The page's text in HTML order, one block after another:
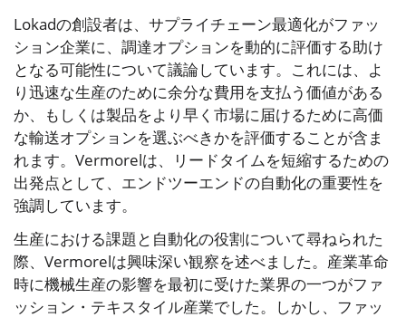
Lokadの創設者は、サプライチェーン最適化がファッ
ション企業に、調達オプションを動的に評価する助け
となる可能性について議論しています。これには、よ
り迅速な生産のために余分な費用を支払う価値がある
か、もしくは製品をより早く市場に届けるために高価
な輸送オプションを選ぶべきかを評価することが含ま
れます。Vermorelは、リードタイムを短縮するための
出発点として、エンドツーエンドの自動化の重要性を
強調しています。
生産における課題と自動化の役割について尋ねられた
際、Vermorelは興味深い観察を述べました。産業革命
時に機械生産の影響を最初に受けた業界の一つがファ
ッション・テキスタイル産業でした。しかし、ファッ